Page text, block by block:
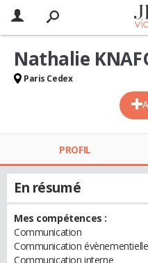
Nathalie
Paris Cedex
PROFIL
En résumé
Mes compétences :
Communication
Communication évènementielle
Communication interne